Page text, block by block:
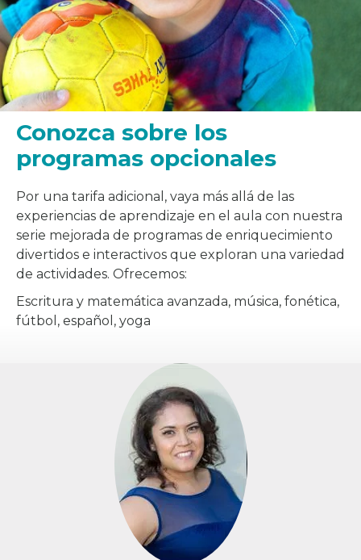
Conozca sobre los
programas opcionales
Por una tarifa adicional, vaya más allá de las
experiencias de aprendizaje en el aula con nuestra
serie mejorada de programas de enriquecimiento
divertidos e interactivos que exploran una variedad
de actividades. Ofrecemos:
Escritura y matemática avanzada, música, fonética,
fútbol, español, yoga